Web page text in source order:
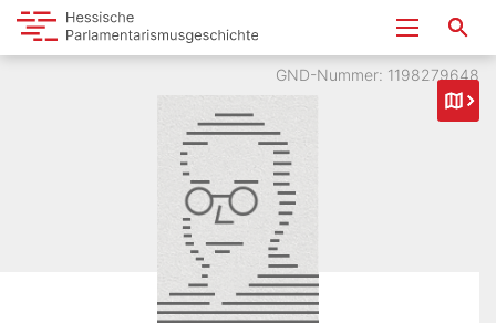
GND-Nummer: 1198279648